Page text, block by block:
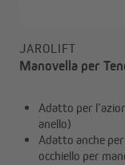
JAROLIFT
Manovella per
Adatto per
anello)
Adatto anche
occhiello per